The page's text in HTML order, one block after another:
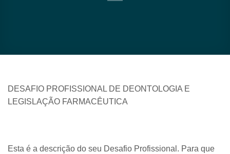
DESAFIO PROFISSIONAL DE DEONTOLOGIA E
LEGISLAÇÃO FARMACÊUTICA
Esta é a descrição do seu Desafio Profissional. Para que